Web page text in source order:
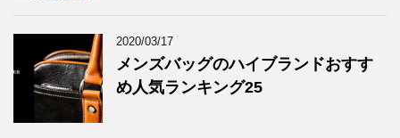
2020/03/17
メンズバッグのハイブランドおすす
め人気ランキング25